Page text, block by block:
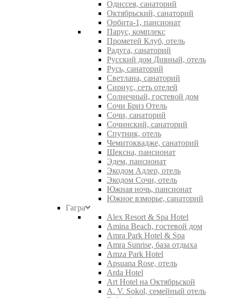
Одиссея, санаторий
Октябрьский, санаторий
Орбита-1, пансионат
Парус, комплекс
Прометей Клуб, отель
Радуга, санаторий
Русский дом Дивный, отель
Русь, санаторий
Светлана, санаторий
Сириус, сеть отелей
Солнечный, гостевой дом
Сочи Бриз Отель
Сочи, санаторий
Сочинский, санаторий
Спутник, отель
Чемитоквадже, санаторий
Шексна, пансионат
Эдем, пансионат
Экодом Адлер, отель
Экодом Сочи, отель
Южная ночь, пансионат
Южное взморье, санаторий
Гагра
Alex Resort & Spa Hotel
Amina Beach, гостевой дом
Amra Park Hotel & Spa
Amra Sunrise, база отдыха
Amza Park Hotel
Apsuana Rose, отель
Arda Hotel
Art Hotel на Октябрьской
A. V. Sokol, семейный отель